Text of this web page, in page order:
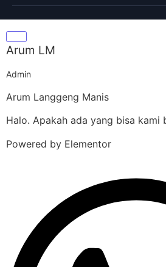
Arum LM
Admin
Arum Langgeng Manis
Halo. Apakah ada yang bisa kami
Powered by Elementor